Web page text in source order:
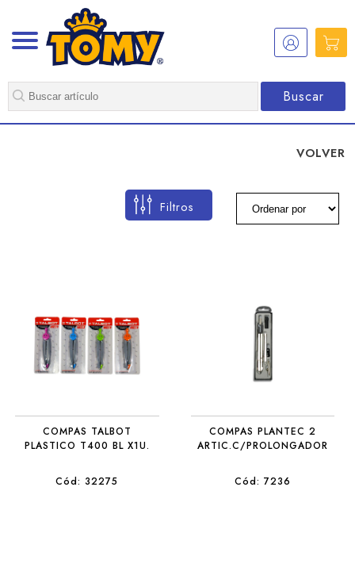
Buscar
VOLVER
Filtros
COMPAS TALBOT
PLASTICO T400 BL X1U.
Cód: 32275
COMPAS PLANTEC 2
ARTIC.C/PROLONGADOR
Cód: 7236